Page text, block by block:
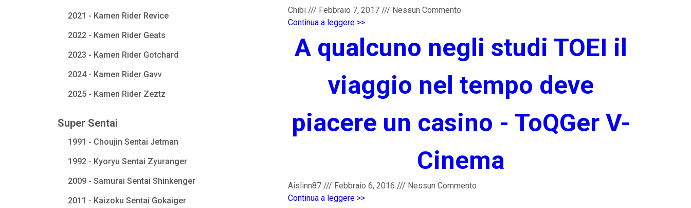
2021 - Kamen Rider Revice
2022 - Kamen Rider Geats
2023 - Kamen Rider Gotchard
2024 - Kamen Rider Gavv
2025 - Kamen Rider Zeztz
Super Sentai
1991 - Choujin Sentai Jetman
1992 - Kyoryu Sentai Zyuranger
2009 - Samurai Sentai Shinkenger
2011 - Kaizoku Sentai Gokaiger
Chibi /// Febbraio 7, 2017 /// Nessun Commento
Continua a leggere >>
A qualcuno negli studi TOEI il
viaggio nel tempo deve
piacere un casino - ToQGer V-
Cinema
Aislinn87 /// Febbraio 6, 2016 /// Nessun Commento
Continua a leggere >>